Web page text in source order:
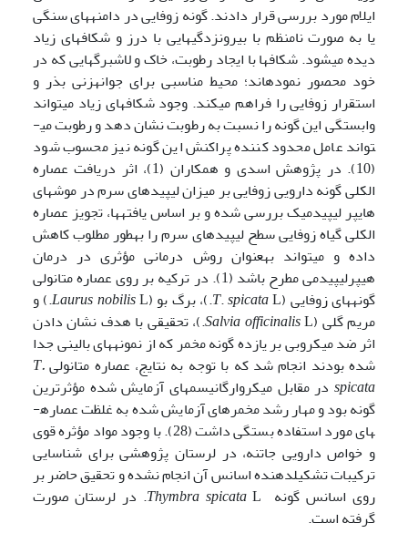
ایلام مورد بررسی قرار دادند. گونه زوفایی در دامنه­های سنگی
یا به صورت نامنظم با بیرون­زدگی­هایی با درز و شکاف­های زیاد
دیده می­شود. شکاف­ها با ایجاد رطوبت، خاک و لاشبرگ­هایی که در
خود محصور نموده­اند؛ محیط مناسبی برای جوانه­زنی بذر و
استقرار زوفایی را فراهم می­کند. وجود شکاف­های زیاد می­تواند
وابستگی این گونه را نسبت به رطوبت نشان دهد و رطوبت می­
تواند عامل محدود کننده پراکنش این گونه نیز محسوب شود
(10). در پژوهش اسدی و همکاران (1)، اثر دریافت عصاره
الکلی گونه دارویی زوفایی بر میزان لیپیدهای سرم در موش­های
هایپر لیپیدمیک بررسی شده و بر اساس یافته­ها، تجویز عصاره
الکلی گیاه زوفایی سطح لیپیدهای سرم را به­طور مطلوب کاهش
داده و می­تواند به­عنوان روش درمانی مؤثری در درمان
هیپرلیپیدمی مطرح باشد (1). در ترکیه بر روی عصاره متانولی
گونه­های زوفایی (
T.spicataL.)، برگ بو ( Laurusnobilis
L.) و
مریم گلی (
Salviaofficinalis
L.)، تحقیقی با هدف نشان دادن
اثر ضد میکروبی بر یازده گونه مخمر که از نمونه­های بالینی جدا
شده بودند انجام شد که با توجه به نتایج، عصاره متانولیT.
spicata در مقابل میکروارگانیسم­های آزمایش شده مؤثرترین
گونه بود و مهار رشد مخمرهای آزمایش شده به غلظت عصاره­
های مورد استفاده بستگی داشت (28). با وجود مواد مؤثره قوی
و خواص دارویی جاتنه، در لرستان پژوهشی برای شناسایی
ترکیبات تشکیل­دهنده اسانس آن انجام نشده و تحقیق حاضر بر
روی اسانس گونه
Thymbra spicataL. در لرستان صورت
گرفته است.